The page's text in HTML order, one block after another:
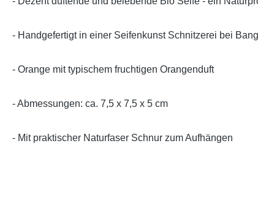
- Handgefertigt in einer Seifenkunst Schnitzerei bei
- Orange mit typischem fruchtigen Orangenduft
- Abmessungen: ca. 7,5 x 7,5 x 5 cm
- Mit praktischer Naturfaser Schnur zum Aufhängen